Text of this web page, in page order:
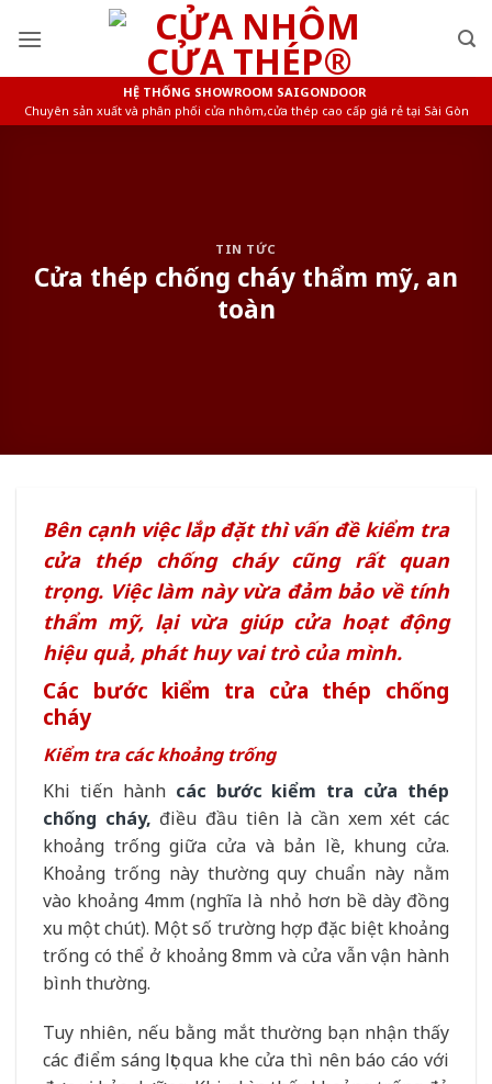
HỆ THỐNG SHOWROOM SAIGONDOOR
Chuyên sản xuất và phân phối cửa nhôm,cửa thép cao cấp giá rẻ tại Sài Gòn
TIN TỨC
Cửa thép chống cháy thẩm mỹ, an
toàn
Bên cạnh việc lắp đặt thì vấn đề kiểm tra
cửa thép chống cháy cũng rất quan
trọng. Việc làm này vừa đảm bảo về tính
thẩm mỹ, lại vừa giúp cửa hoạt động
hiệu quả, phát huy vai trò của mình.
Các bước kiểm tra cửa thép chống
cháy
Kiểm tra các khoảng trống
Khi tiến hànhcác bước kiểm tra cửa thép
chống cháy, điều đầu tiên là cần xem xét các
khoảng trống giữa cửa và bản lề, khung cửa.
Khoảng trống này thường quy chuẩn này nằm
vào khoảng 4mm (nghĩa là nhỏ hơn bề dày đồng
xu một chút). Một số trường hợp đặc biệt khoảng
trống có thể ở khoảng 8mm và cửa vẫn vận hành
bình thường.
Tuy nhiên, nếu bằng mắt thường bạn nhận thấy
các điểm sáng lọt qua khe cửa thì nên báo cáo với